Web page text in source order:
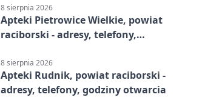
8 sierpnia 2026
Apteki Pietrowice Wielkie, powiat
raciborski - adresy, telefony,
8 sierpnia 2026
Apteki Rudnik, powiat raciborski -
adresy, telefony, godziny otwarcia